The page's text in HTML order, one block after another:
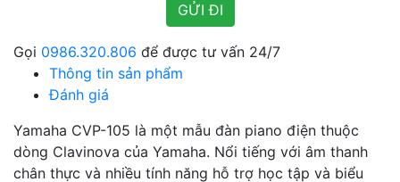
Gọi 0986.320.806 để được tư vấn 24/7
Thông tin sản phẩm
Đánh giá
Yamaha CVP-105 là một mẫu đàn piano điện thuộc
dòng Clavinova của Yamaha. Nổi tiếng với âm thanh
chân thực và nhiều tính năng hỗ trợ học tập và biểu